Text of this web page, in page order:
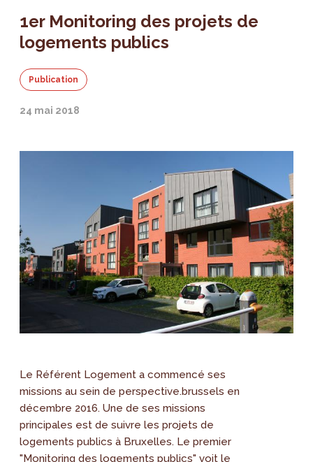
1er Monitoring des projets de
logements publics
Publication
24 mai 2018
Le Référent Logement a commencé ses
missions au sein de perspective.brussels en
décembre 2016. Une de ses missions
principales est de suivre les projets de
logements publics à Bruxelles. Le premier
"Monitoring des logements publics" voit le